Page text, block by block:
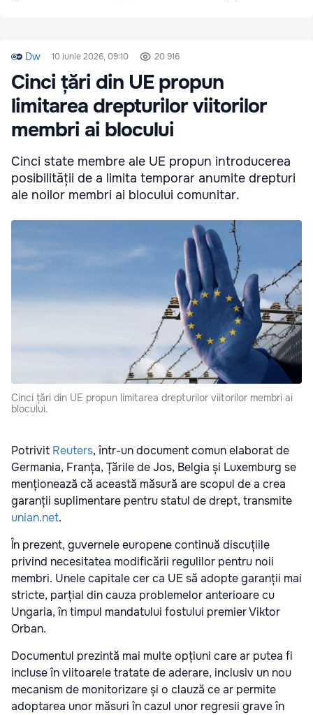
Dw 10 iunie 2026, 09:10 20 916
Cinci țări din UE propun
limitarea drepturilor viitorilor
membri ai blocului
Cinci state membre ale UE propun introducerea
posibilității de a limita temporar anumite drepturi
ale noilor membri ai blocului comunitar.
Cinci țări din UE propun limitarea drepturilor viitorilor membri ai
blocului.
Potrivit Reuters, într-un document comun elaborat de
Germania, Franța, Țările de Jos, Belgia și Luxemburg se
menționează că această măsură are scopul de a crea
garanții suplimentare pentru statul de drept, transmite
unian.net.
În prezent, guvernele europene continuă discuțiile
privind necesitatea modificării regulilor pentru noii
membri. Unele capitale cer ca UE să adopte garanții mai
stricte, parțial din cauza problemelor anterioare cu
Ungaria, în timpul mandatului fostului premier Viktor
Orban.
Documentul prezintă mai multe opțiuni care ar putea fi
incluse în viitoarele tratate de aderare, inclusiv un nou
mecanism de monitorizare și o clauză ce ar permite
adoptarea unor măsuri în cazul unor regresii grave în